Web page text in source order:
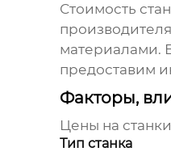
Стоимость
материалами.
предоставим
Факторы,
Цены на
Тип станка